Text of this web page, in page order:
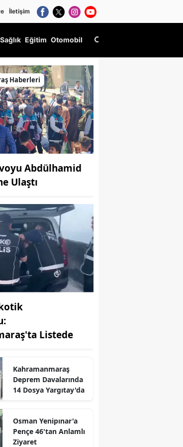
İletişim
Sağlık Eğitim Otomobil
Haberleri
Abdülhamid
Ulaştı
Listede
Kahramanmaraş
Deprem Davalarında
14 Dosya Yargıtay'da
Osman Yenipınar'a
Pençe 46'tan Anlamlı
Ziyaret